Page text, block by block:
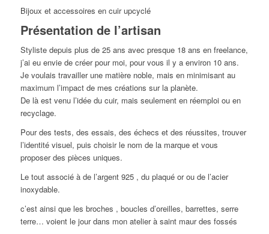
Bijoux et accessoires en cuir upcyclé
Présentation de l’artisan
Styliste depuis plus de 25 ans avec presque 18 ans en freelance,
j’ai eu envie de créer pour moi, pour vous il y a environ 10 ans.
Je voulais travailler une matière noble, mais en minimisant au
maximum l’impact de mes créations sur la planète.
De là est venu l’idée du cuir, mais seulement en réemploi ou en
recyclage.
Pour des tests, des essais, des échecs et des réussites, trouver
l’identité visuel, puis choisir le nom de la marque et vous
proposer des pièces uniques.
Le tout associé à de l’argent 925 , du plaqué or ou de l’acier
inoxydable.
c’est ainsi que les broches , boucles d’oreilles, barrettes, serre
terre… voient le jour dans mon atelier à saint maur des fossés